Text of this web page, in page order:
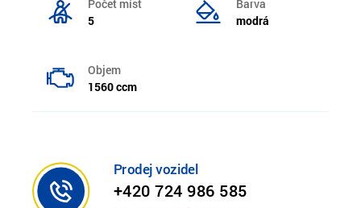
Počet míst
5
Barva
modrá
Objem
1560 ccm
Prodej vozidel
+420 724 986 585